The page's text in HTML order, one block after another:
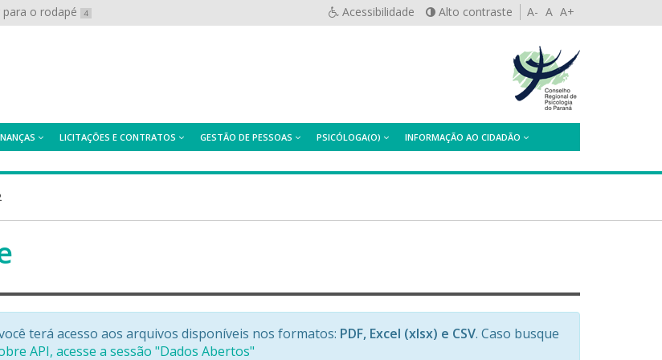
para o rodapé 4 Acessibilidade Alto contraste A- A A+
LICITAÇÕES E CONTRATOS GESTÃO DE PESSOAS PSICÓLOGA(O) INFORMAÇÃO AO CIDADÃO
terá acesso aos arquivos disponíveis nos formatos: PDF, Excel (xlsx) e CSV. Caso busque
API, acesse a sessão "Dados Abertos"